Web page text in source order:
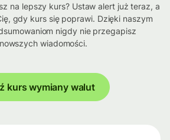
na lepszy kurs? Ustaw alert już teraz, a
gdy kurs się poprawi. Dzięki naszym
nigdy nie przegapisz
wiadomości.
kurs wymiany walut